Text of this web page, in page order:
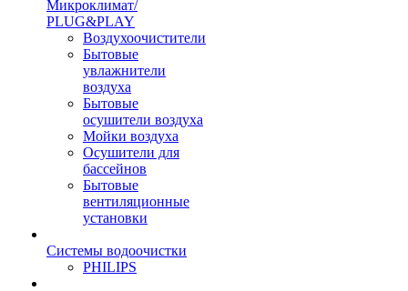
Микроклимат/
PLUG&PLAY
Воздухоочистители
Бытовые
увлажнители
воздуха
Бытовые
осушители воздуха
Мойки воздуха
Осушители для
бассейнов
Бытовые
вентиляционные
установки
Системы водоочистки
PHILIPS